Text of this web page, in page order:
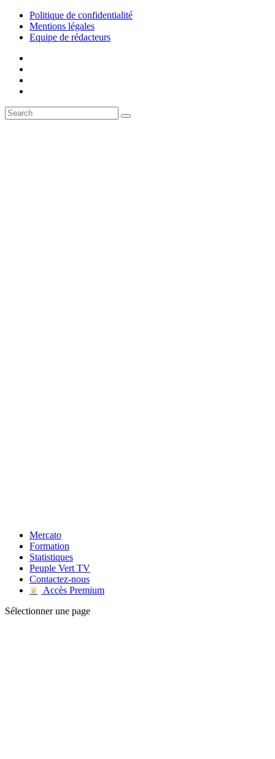
Politique de confidentialité
Mentions légales
Equipe de rédacteurs
Mercato
Formation
Statistiques
Peuple Vert TV
Contactez-nous
♛
Accès Premium
Sélectionner une page